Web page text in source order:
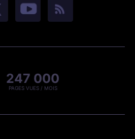
247 000
PAGES VUES / MOIS